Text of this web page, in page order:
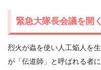
緊急大隊長会議を開
烈火が蟲を使い人工焔人を
が「伝道師」と呼ばれる者